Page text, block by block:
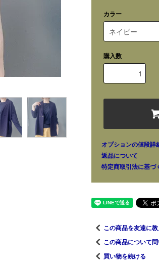
カラー
購入数
オプションの値段詳
返品について
特定商取引法に基づ
この商品を友達に
この商品について
買い物を続ける